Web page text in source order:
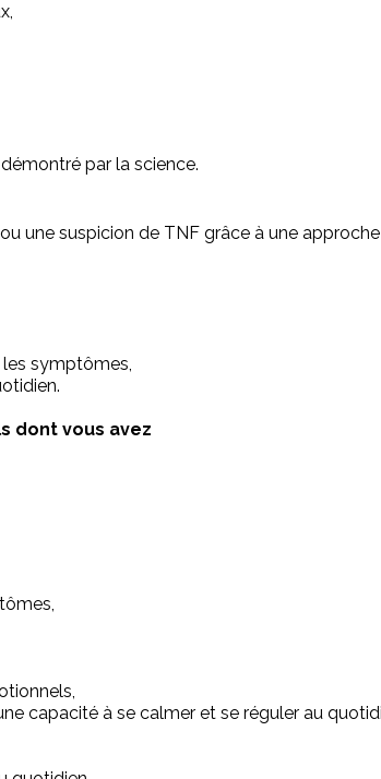
par la science.
une suspicion de TNF grâce à une
les symptômes,
dont vous avez
capacité à se calmer et se réguler au